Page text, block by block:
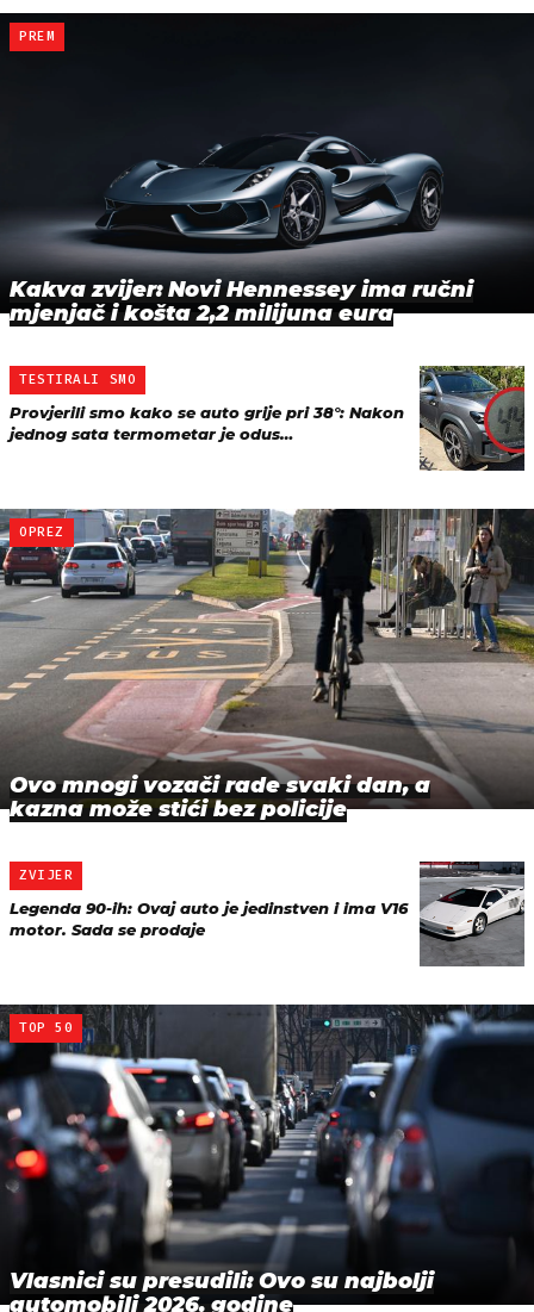
PREM
Kakva zvijer: Novi Hennessey ima ručni
mjenjač i košta 2,2 milijuna eura
TESTIRALI SMO
Provjerili smo kako se auto grije pri 38°: Nakon
jednog sata termometar je odus…
OPREZ
Ovo mnogi vozači rade svaki dan, a
kazna može stići bez policije
ZVIJER
Legenda 90-ih: Ovaj auto je jedinstven i ima V16
motor. Sada se prodaje
TOP 50
Vlasnici su presudili: Ovo su najbolji
automobili 2026. godine